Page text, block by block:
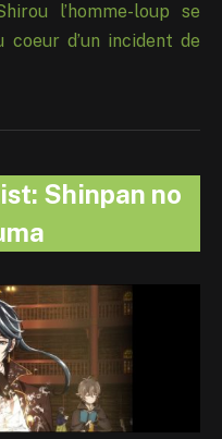
l’homme-loup se
d’un incident de
Shinpan no